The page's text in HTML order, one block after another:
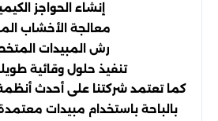
إنشاء الحواجز
معالجة الأخشاب
رش المبيدات
تنفيذ حلول وقائية
كما تعتمد شركتنا على أحدث
بالباحة باستخدام مبيدات